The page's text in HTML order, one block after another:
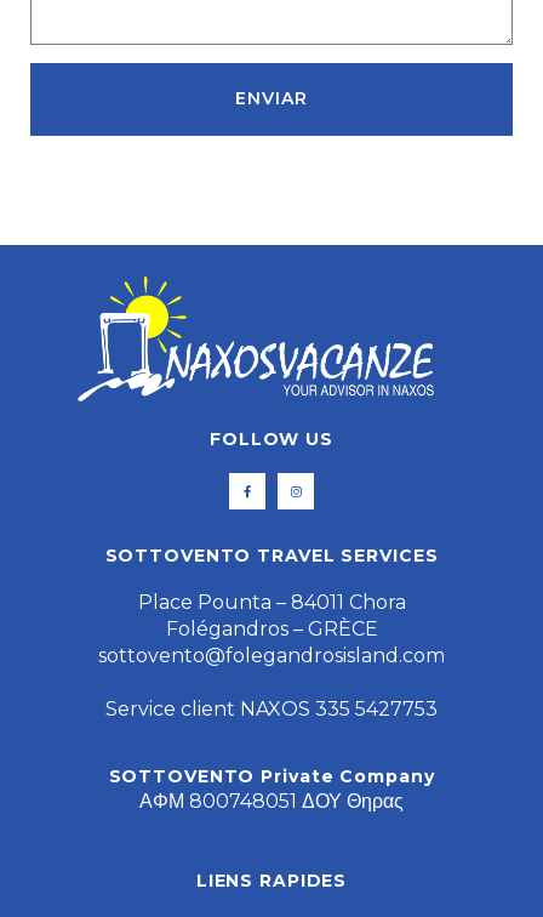
ENVIAR
FOLLOW US
SOTTOVENTO TRAVEL SERVICES
Place Pounta – 84011 Chora
Folégandros – GRÈCE
sottovento@folegandrosisland.com
Service client NAXOS 335 5427753
SOTTOVENTO Private Company
ΑΦΜ 800748051 ΔΟΥ Θηρας
LIENS RAPIDES